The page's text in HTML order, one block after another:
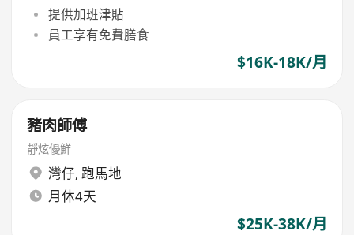
提供加班津貼
員工享有免費膳食
$16K-18K/月
豬肉師傅
靜炫優鮮
灣仔, 跑馬地
月休4天
$25K-38K/月